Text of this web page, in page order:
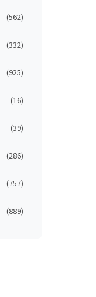
(562)
(332)
(925)
(16)
(39)
(286)
(757)
(889)